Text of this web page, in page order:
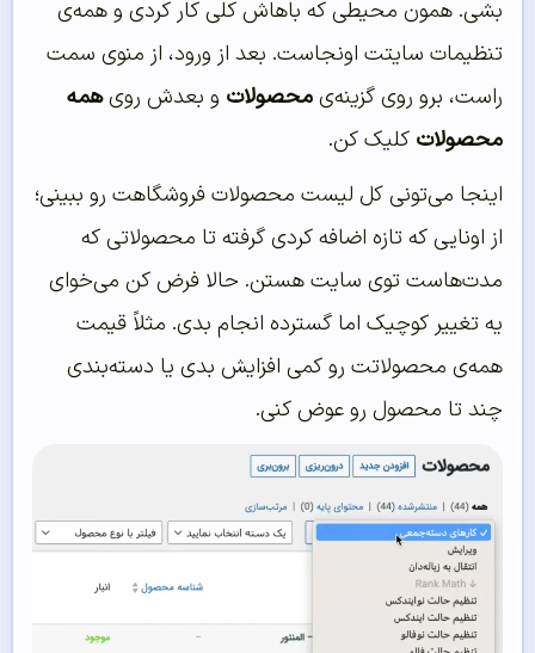
بشی. همون محیطی که باهاش کلی کار کردی و همه‌ی
تنظیمات سایتت اونجاست. بعد از ورود، از منوی سمت
راست، برو روی گزینه‌یمحصولات و بعدش رویهمه
محصولات کلیک کن.
اینجا می‌تونی کل لیست محصولات فروشگاهت رو ببینی؛
از اونایی که تازه اضافه کردی گرفته تا محصولاتی که
مدت‌هاست توی سایت هستن. حالا فرض کن می‌خوای
یه تغییر کوچیک اما گسترده انجام بدی. مثلاً قیمت
همه‌ی محصولاتت رو کمی افزایش بدی یا دسته‌بندی
چند تا محصول رو عوض کنی.